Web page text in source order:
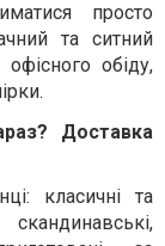
просто
та ситний
обіду,
Доставка
класичні та